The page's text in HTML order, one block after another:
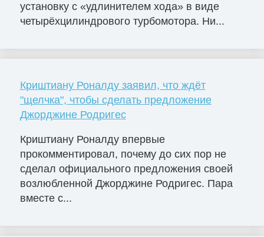
установку с «удлинителем хода» в виде
четырёхцилиндрового турбомотора. Ни...
Криштиану Роналду заявил, что ждёт
"щелчка", чтобы сделать предложение
Джорджине Родригес
Криштиану Роналду впервые
прокомментировал, почему до сих пор не
сделал официального предложения своей
возлюбленной Джорджине Родригес. Пара
вместе с...